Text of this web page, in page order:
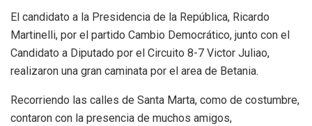
El candidato a la Presidencia de la República, Ricardo
Martinelli, por el partido Cambio Democrático, junto con el
Candidato a Diputado por el Circuito 8-7 Victor Juliao,
realizaron una gran caminata por el area de Betania.
Recorriendo las calles de Santa Marta, como de costumbre,
contaron con la presencia de muchos amigos,